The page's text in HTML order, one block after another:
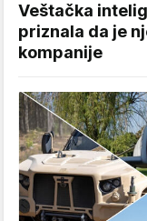
Veštačka
priznala da je
kompanije